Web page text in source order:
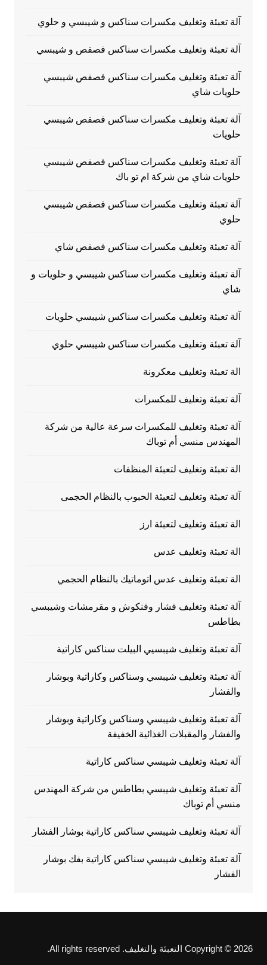
آلة تعبئة وتغليف مكسرات سناكس و شيبسي و حلوي
آلة تعبئة وتغليف مكسرات سناكس فصفص و شيبسي
آلة تعبئة وتغليف مكسرات سناكس فصفص شيبسي
حلويات شاي
آلة تعبئة وتغليف مكسرات سناكس فصفص شيبسي
حلويات
آلة تعبئة وتغليف مكسرات سناكس فصفص شيبسي
حلويات شاي من شركة ام تو باك
آلة تعبئة وتغليف مكسرات سناكس فصفص شيبسي
حلوي
آلة تعبئة وتغليف مكسرات سناكس فصفص شاي
آلة تعبئة وتغليف مكسرات سناكس شيبسي و حلويات و
شاي
آلة تعبئة وتغليف مكسرات سناكس شيبسي حلويات
آلة تعبئة وتغليف مكسرات سناكس شيبسي حلوي
الة تعبئة وتغليف معكرونة
آلة تعبئة وتغليف للمكسرات
آلة تعبئة وتغليف للمكسرات سرعة عالية من شركة
المهندس منسي أم توباك
الة تعبئة وتغليف لتعبئة المنظفات
آلة تعبئة وتغليف لتعبئة الحبوب بالنظام الحجمى
الة تعبئة وتغليف لتعبئة ارز
الة تعبئة وتغليف عدس
الة تعبئة وتغليف عدس اتوماتيك بالنظام الحجمي
آلة تعبئة وتغليف فشار وفنكوش و مقرمشات وشيبسي
بطاطس
آلة تعبئة وتغليف شيبسيي البيلت سناكس كاراتية
آلة تعبئة وتغليف شيبسي وسناكس وكاراتية وبوشار
والفشار
آلة تعبئة وتغليف شيبسي وسناكس وكاراتية وبوشار
والفشار والمقبلات الغذائية الخفيفة
آلة تعبئة وتغليف شيبسي سناكس كاراتية
آلة تعبئة وتغليف شيبسي بطاطس من شركة المهندس
منسي أم توباك
آلة تعبئة وتغليف شيبسي سناكس كاراتية بوشار الفشار
آلة تعبئة وتغليف شيبسي سناكس كاراتية بفك بوشار
الفشار
Copyright © 2026 التعبئة والتغليف. All rights reserved.